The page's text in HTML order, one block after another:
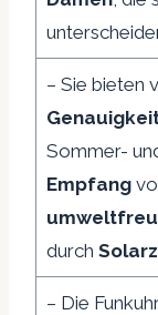
– Sie bieten
Sommer-
Empfang
durch
– Die